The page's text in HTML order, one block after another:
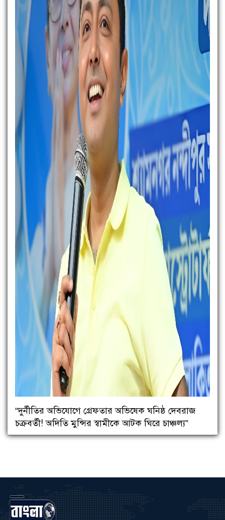
“দুর্নীতির অভিযোগে গ্রেফতার অভিষেক ঘনিষ্ঠ দেবরাজ
চক্রবর্তী! অদিতি মুন্সির স্বামীকে আটক ঘিরে চাঞ্চল্য”